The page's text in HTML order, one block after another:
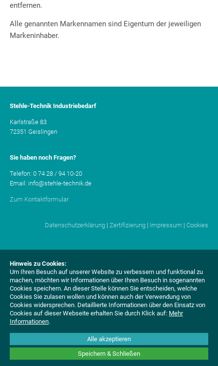
Alle akzeptieren
Speichern & Schließen
Hinweis zu Cookies:
Um Ihren Besuch auf unserer Website zu verbessern und funktional zu
machen, möchten wir Informationen über Ihren Besuch in sogenannten
Cookies speichern. An dieser Stelle können Sie entscheiden, welche
Cookies Sie zulasen wollen und können auch der Verwendung von
Cookies widersprechen. Detaillierte Informationen über den Einsatz von
Cookies auf dieser Webseite erhalten Sie durch Klick auf: Mehr
Informationen.
entfernen.
Alle genannten Markennamen sind Eigentum der jeweiligen
Markeninhaber.
Stehle-Technik Industriebedarf
Karlstraße 83
72351 Geislingen
Sie haben noch Fragen?
Telefon: 0 74 28 / 94 10-20
Email: info@stehle-technik.de
Zum Kontaktformular
Datenschutzerklärung | Zertifizierung | Impressum | Cookies